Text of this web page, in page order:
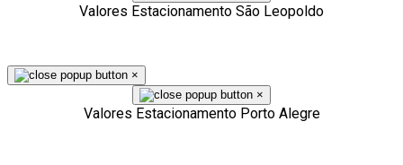
Valores Estacionamento São Leopoldo
×
×
Valores Estacionamento Porto Alegre